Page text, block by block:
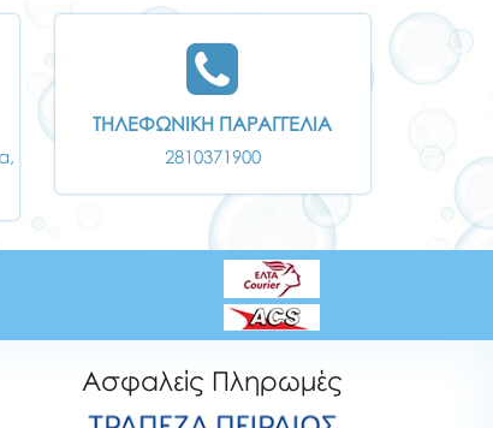
ΤΗΛΕΦΩΝΙΚΗ ΠΑΡΑΓΓΕΛΙΑ
2810371900
Ασφαλείς Πληρωμές